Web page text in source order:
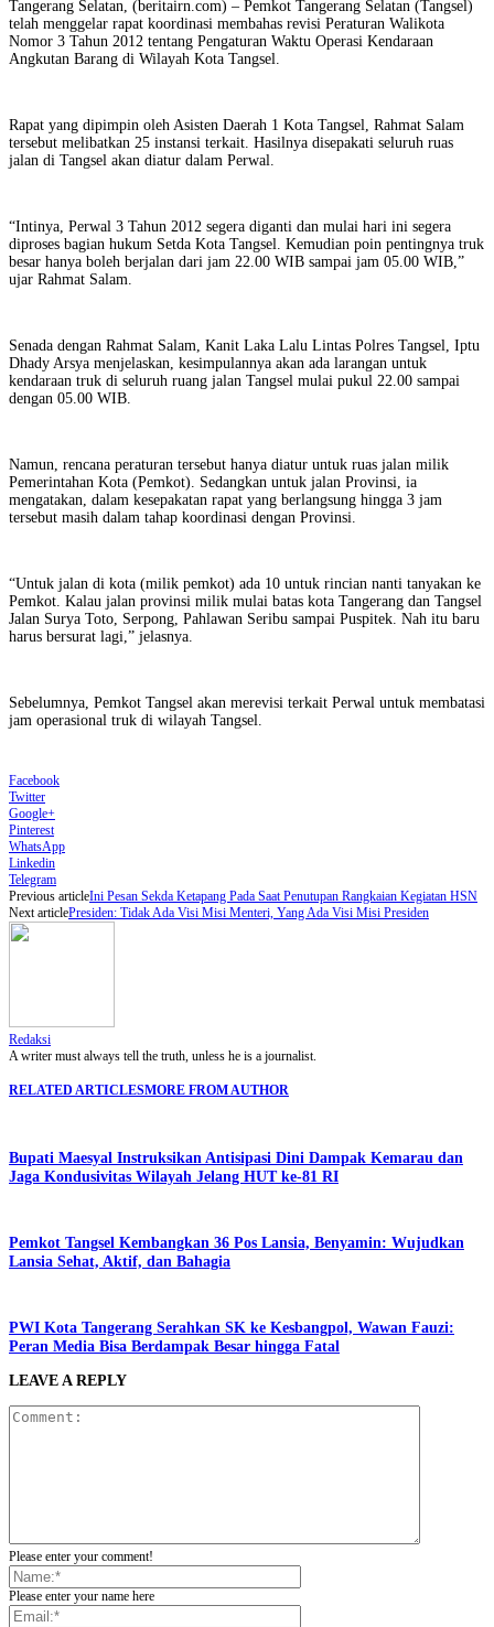
Tangerang Selatan, (beritairn.com) – Pemkot Tangerang Selatan (Tangsel)
telah menggelar rapat koordinasi membahas revisi Peraturan Walikota
Nomor 3 Tahun 2012 tentang Pengaturan Waktu Operasi Kendaraan
Angkutan Barang di Wilayah Kota Tangsel.
Rapat yang dipimpin oleh Asisten Daerah 1 Kota Tangsel, Rahmat Salam
tersebut melibatkan 25 instansi terkait. Hasilnya disepakati seluruh ruas
jalan di Tangsel akan diatur dalam Perwal.
“Intinya, Perwal 3 Tahun 2012 segera diganti dan mulai hari ini segera
diproses bagian hukum Setda Kota Tangsel. Kemudian poin pentingnya truk
besar hanya boleh berjalan dari jam 22.00 WIB sampai jam 05.00 WIB,”
ujar Rahmat Salam.
Senada dengan Rahmat Salam, Kanit Laka Lalu Lintas Polres Tangsel, Iptu
Dhady Arsya menjelaskan, kesimpulannya akan ada larangan untuk
kendaraan truk di seluruh ruang jalan Tangsel mulai pukul 22.00 sampai
dengan 05.00 WIB.
Namun, rencana peraturan tersebut hanya diatur untuk ruas jalan milik
Pemerintahan Kota (Pemkot). Sedangkan untuk jalan Provinsi, ia
mengatakan, dalam kesepakatan rapat yang berlangsung hingga 3 jam
tersebut masih dalam tahap koordinasi dengan Provinsi.
“Untuk jalan di kota (milik pemkot) ada 10 untuk rincian nanti tanyakan ke
Pemkot. Kalau jalan provinsi milik mulai batas kota Tangerang dan Tangsel
Jalan Surya Toto, Serpong, Pahlawan Seribu sampai Puspitek. Nah itu baru
harus bersurat lagi,” jelasnya.
Sebelumnya, Pemkot Tangsel akan merevisi terkait Perwal untuk membatasi
jam operasional truk di wilayah Tangsel.
Facebook
Twitter
Google+
Pinterest
WhatsApp
Linkedin
Telegram
Previous articleIni Pesan Sekda Ketapang Pada Saat Penutupan Rangkaian Kegiatan HSN
Next articlePresiden: Tidak Ada Visi Misi Menteri, Yang Ada Visi Misi Presiden
Redaksi
A writer must always tell the truth, unless he is a journalist.
RELATED ARTICLESMORE FROM AUTHOR
Bupati Maesyal Instruksikan Antisipasi Dini Dampak Kemarau dan
Jaga Kondusivitas Wilayah Jelang HUT ke-81 RI
Pemkot Tangsel Kembangkan 36 Pos Lansia, Benyamin: Wujudkan
Lansia Sehat, Aktif, dan Bahagia
PWI Kota Tangerang Serahkan SK ke Kesbangpol, Wawan Fauzi:
Peran Media Bisa Berdampak Besar hingga Fatal
LEAVE A REPLY
Please enter your comment!
Please enter your name here